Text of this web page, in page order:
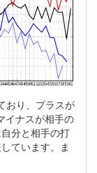
おり、プラスが
イナスが相手の
分と相手の打
ています。ま